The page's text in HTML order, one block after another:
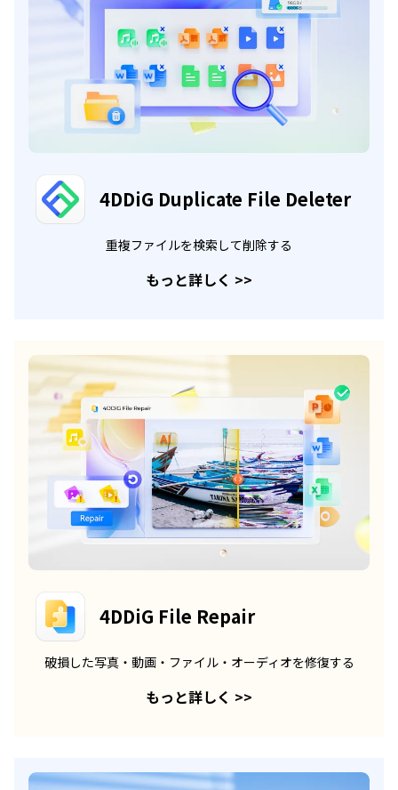
4DDiG Duplicate File Deleter
重複ファイルを検索して削除する
もっと詳しく >>
4DDiG File Repair
破損した写真・動画・ファイル・オーディオを修復する
もっと詳しく >>